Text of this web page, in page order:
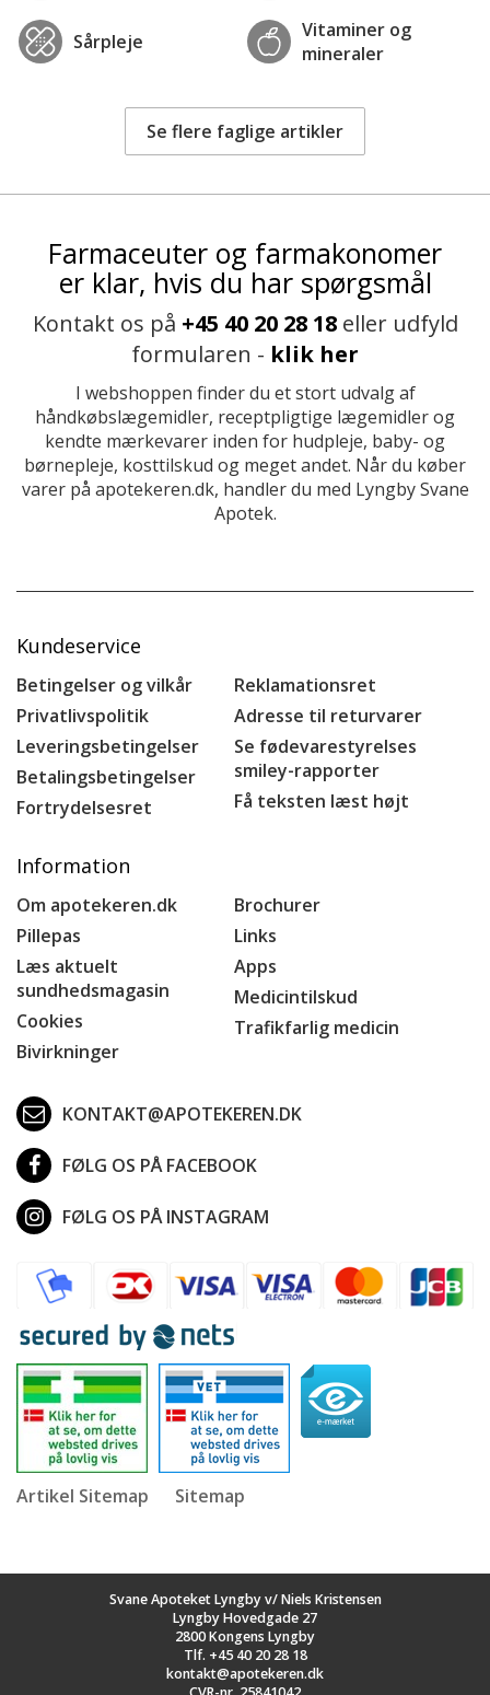
Sårpleje
Vitaminer og
mineraler
Se flere faglige artikler
Farmaceuter og farmakonomer
er klar, hvis du har spørgsmål
Kontakt os på +45 40 20 28 18eller udfyld
formularen - klik her
I webshoppen finder du et stort udvalg af
håndkøbslægemidler, receptpligtige lægemidler og
kendte mærkevarer inden for hudpleje, baby- og
børnepleje, kosttilskud og meget andet. Når du køber
varer på apotekeren.dk, handler du med Lyngby Svane
Apotek.
Kundeservice
Betingelser og vilkår
Privatlivspolitik
Leveringsbetingelser
Betalingsbetingelser
Fortrydelsesret
Reklamationsret
Adresse til returvarer
Se fødevarestyrelses
smiley-rapporter
Få teksten læst højt
Information
Om apotekeren.dk
Pillepas
Læs aktuelt
sundhedsmagasin
Cookies
Bivirkninger
Brochurer
Links
Apps
Medicintilskud
Trafikfarlig medicin
KONTAKT@APOTEKEREN.DK
FØLG OS PÅ FACEBOOK
FØLG OS PÅ INSTAGRAM
Artikel Sitemap Sitemap
Svane Apoteket Lyngby v/ Niels Kristensen
Lyngby Hovedgade 27
2800 Kongens Lyngby
Tlf. +45 40 20 28 18
kontakt@apotekeren.dk